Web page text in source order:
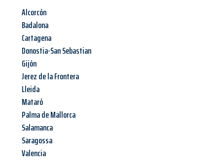
Alcorcón
Badalona
Cartagena
Donostia-San Sebastian
Gijón
Jerez de la Frontera
Lleida
Mataró
Palma de Mallorca
Salamanca
Saragossa
Valencia